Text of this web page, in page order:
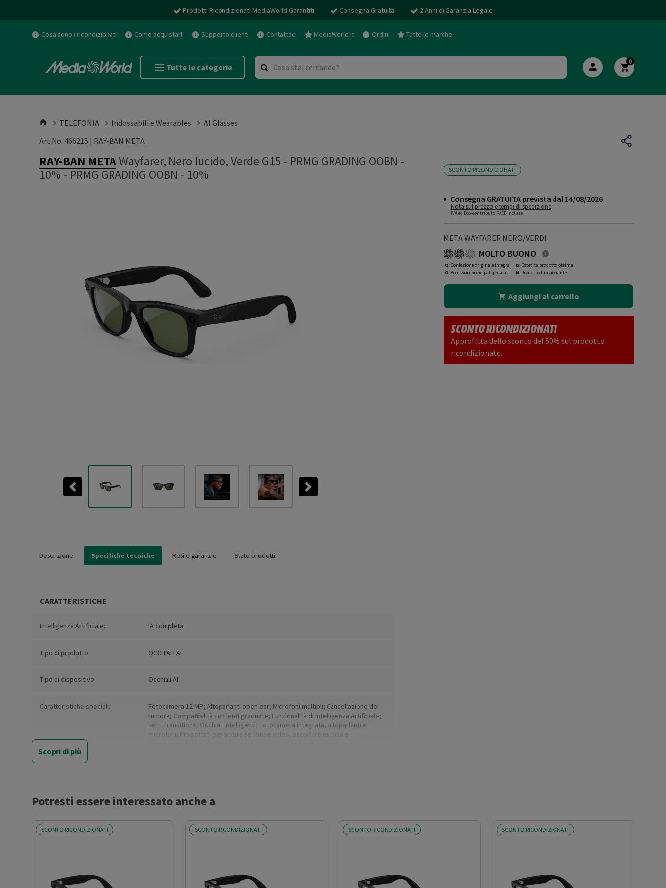
Prodotti Ricondizionati MediaWorld Garantiti Consegna Gratuita 2 Anni di Garanzia Legale
Cosa sono i ricondizionati Come acquistarli Supporto clienti Contattaci MediaWorld.it Ordini Tutte le marche
Tutte le categorie
0
TELEFONIA Indossabili e Wearables
AI Glasses
Art.No. 466215 | RAY-BAN META
RAY-BAN METAWayfarer, Nero lucido, Verde G15 - PRMG GRADING OOBN -
10% - PRMG GRADING OOBN - 10%
Previous Next
SCONTO RICONDIZIONATI
Consegna GRATUITA prevista dal 14/08/2026
Nota sul prezzo e tempi di spedizione
IVA ed Eco-contributo RAEE incluse
META WAYFARER NERO/VERDI
MOLTO BUONO
O: Confezione originale integra
O: Accessori principali presenti
B: Estetica prodotto ottima
N: Prodotto funzionante
Aggiungi al carrello
SCONTO RICONDIZIONATI
Approfitta dello sconto del 50% sul prodotto
ricondizionato.
Descrizione Specifiche tecniche Resi e garanzie Stato prodotti
CARATTERISTICHE
Intelligenza Artificiale: IA completa
Tipo di prodotto OCCHIALI AI
Tipo di dispositivo: Occhiali AI
Caratteristiche speciali:
Fotocamera 12 MP; Altoparlanti open ear; Microfoni multipli; Cancellazione del
rumore; Compatibilità con lenti graduate; Funzionalità di Intelligenza Artificiale;
Lenti Transitions; Occhiali intelligenti; Fotocamera integrata, altoparlanti e
microfoni; Progettati per acquisire foto e video, ascoltare musica e
Colore: Nero lucido, lenti verdi
Colore (basic):
Scopri di più
Potresti essere interessato anche a
SCONTO RICONDIZIONATI SCONTO RICONDIZIONATI SCONTO RICONDIZIONATI SCONTO RICONDIZIONATI